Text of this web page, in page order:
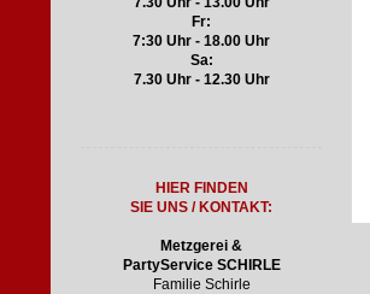
Fr:
7:30 Uhr - 18.00 Uhr
Sa:
7.30 Uhr - 12.30 Uhr
HIER FINDEN
S IE UNS / KONTAKT:
Metzgerei &
PartyService SCHIRLE
Familie Schirle